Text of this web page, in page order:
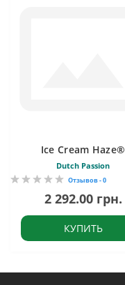
Ice Cream Haze®
Dutch Passion
Отзывов - 0
2 292.00 грн.
КУПИТЬ